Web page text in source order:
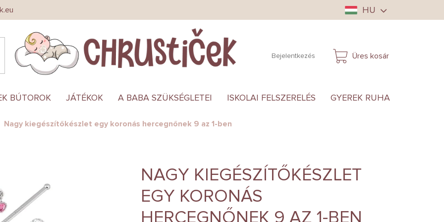
HU
Bejelentkezés
KOSÁR
Üres kosár
BÚTOROK JÁTÉKOK A BABA SZÜKSÉGLETEI ISKOLAI FELSZERELÉS GYEREK RUHA
Nagy kiegészítőkészlet egy koronás hercegnőnek 9 az 1-ben
NAGY KIEGÉSZÍTŐKÉSZLET
EGY KORONÁS
HERCEGNŐNEK 9 AZ 1-BEN